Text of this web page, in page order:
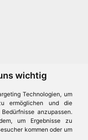
wichtig
Technologien, um
ermöglichen und die
anzupassen.
um Ergebnisse zu
kommen oder um